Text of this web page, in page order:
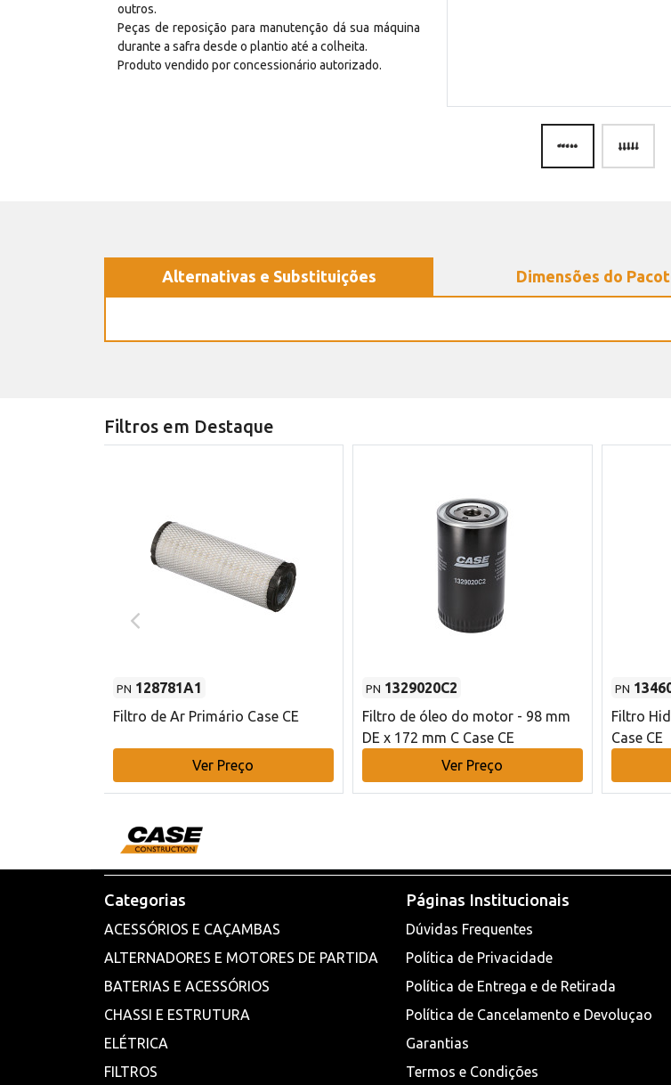
outros.
Peças de reposição para manutenção dá sua máquina
durante a safra desde o plantio até a colheita.
Produto vendido por concessionário autorizado.
Alternativas e Substituições Dimensões do
Filtros em Destaque
PN 128781A1
Filtro de Ar Primário Case CE
Ver Preço
PN 1329020C2
Filtro de óleo do motor - 98 mm
DE x 172 mm C Case CE
Ver Preço
PN
Filtro
Case CE
Categorias
ACESSÓRIOS E CAÇAMBAS
ALTERNADORES E MOTORES DE PARTIDA
BATERIAS E ACESSÓRIOS
CHASSI E ESTRUTURA
ELÉTRICA
FILTROS
Páginas Institucionais
Dúvidas Frequentes
Política de Privacidade
Política de Entrega e de Retirada
Política de Cancelamento e Devoluçao
Garantias
Termos e Condições